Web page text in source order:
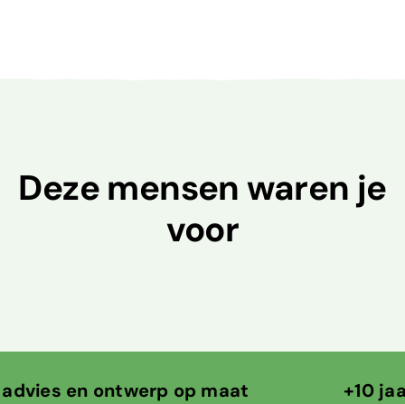
Deze mensen waren je
voor
op maat +10 jaar